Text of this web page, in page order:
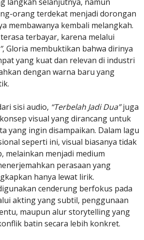
orang terdekat menjadi dorongan
membawanya kembali melangkah.
terbayar, karena melalui
, Gloria membuktikan bahwa dirinya
yang kuat dan relevan di industri
dengan warna baru yang
sisi audio, “Terbelah Jadi Dua”juga
visual yang dirancang untuk
yang ingin disampaikan. Dalam lagu
seperti ini, visual biasanya tidak
melainkan menjadi medium
perasaan yang
hanya lewat lirik.
cenderung berfokus pada
akting yang subtil, penggunaan
maupun alur storytelling yang
batin secara lebih konkret.